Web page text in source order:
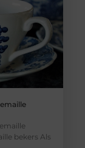
bekers Als